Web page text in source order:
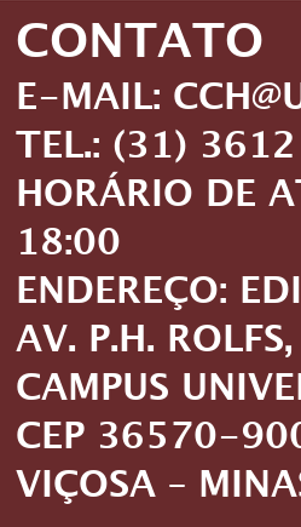
CONTATO
E-MAIL:
TEL.: (31)
HORÁRIO DE
18:00
ENDEREÇO:
AV. P.H.
CAMPUS
CEP 36570-
VIÇOSA –